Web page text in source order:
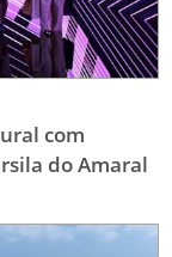
com
do Amaral